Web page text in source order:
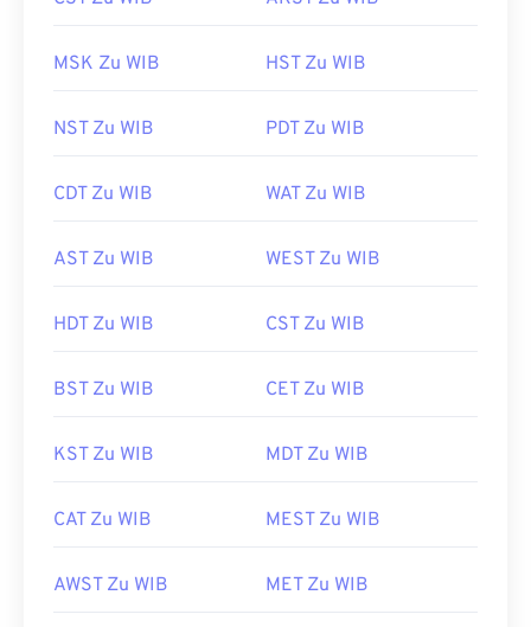
MSK Zu WIB HST Zu WIB
NST Zu WIB PDT Zu WIB
CDT Zu WIB WAT Zu WIB
AST Zu WIB WEST Zu WIB
HDT Zu WIB CST Zu WIB
BST Zu WIB CET Zu WIB
KST Zu WIB MDT Zu WIB
CAT Zu WIB MEST Zu WIB
AWST Zu WIB MET Zu WIB